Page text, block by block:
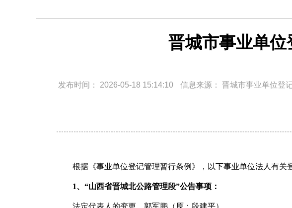
晋城市事业单
发布时间： 2026-05-18 15:14:10 信息来源： 晋城市事业单位登
根据《事业单位登记管理暂行条例》，以下事业单位法人有关
1、“山西省晋城北公路管理段”公告事项：
法定代表人的变更 郭军鹏（原：段建平）